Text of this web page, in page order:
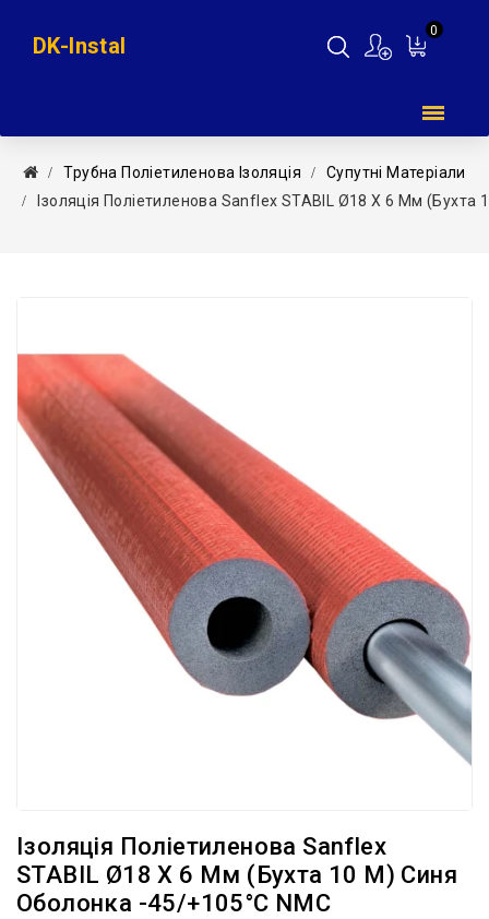
0
DK-Instal
Трубна Поліетиленова Ізоляція
Супутні Матеріали
Ізоляція Поліетиленова Sanflex STABIL Ø18 X 6 Мм
Ізоляція Поліетиленова Sanflex
STABIL Ø18 X 6 Мм (бухта 10 М) Синя
Оболонка -45/+105°С NMC